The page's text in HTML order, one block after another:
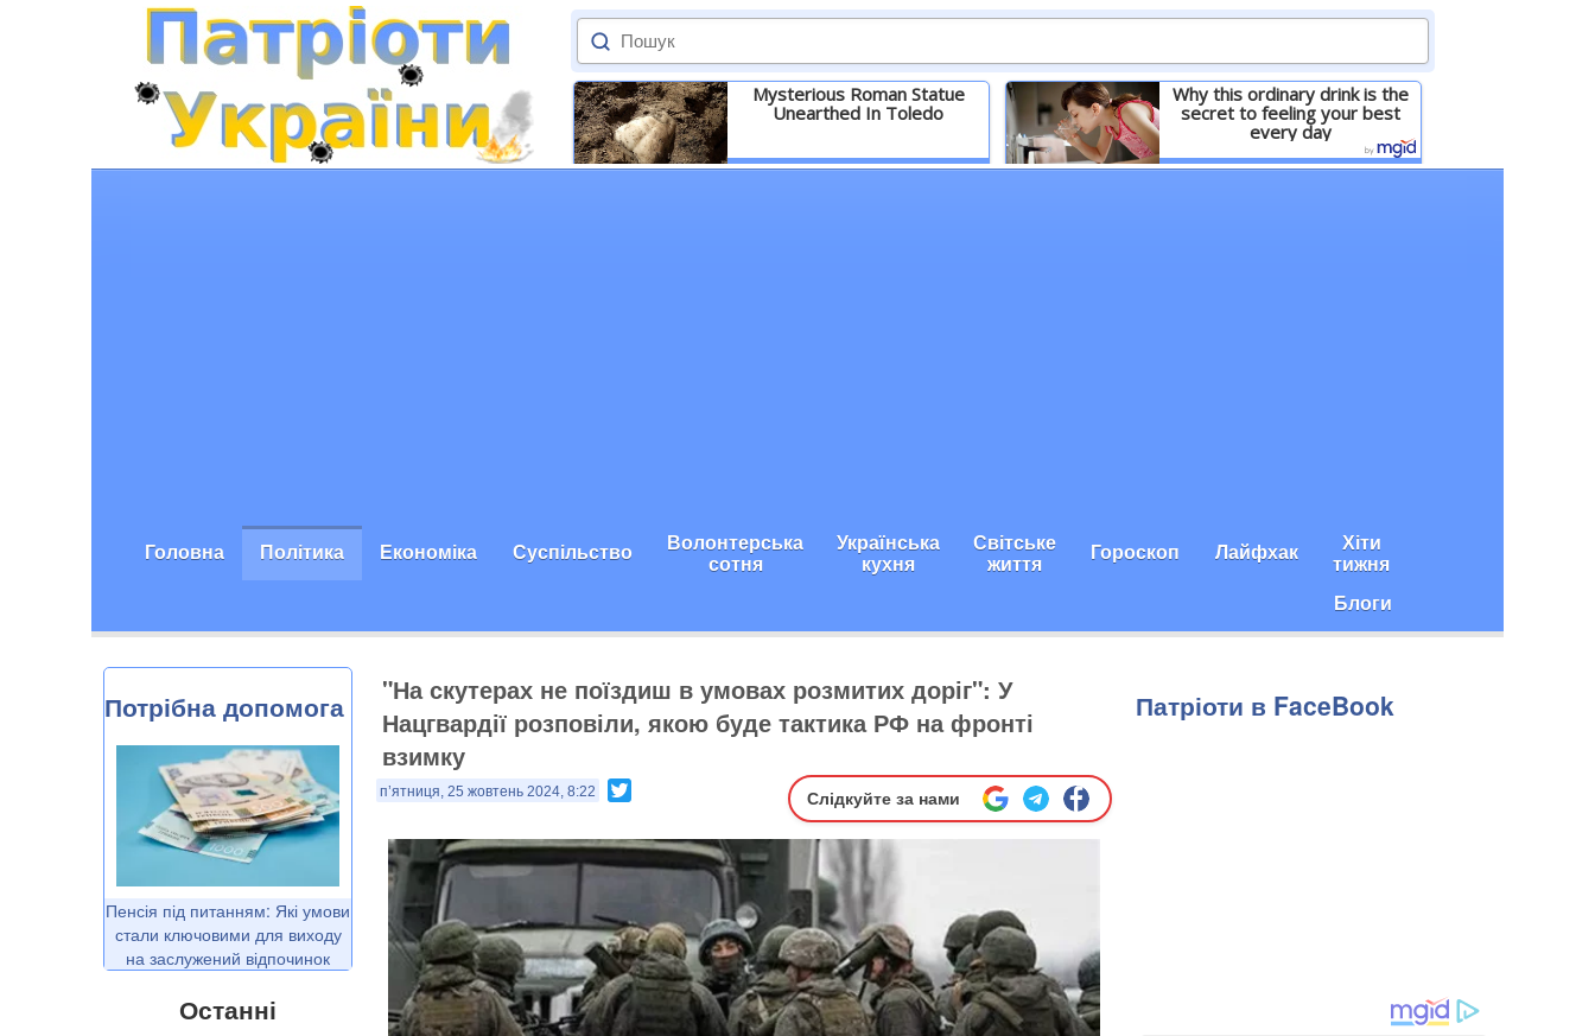
Mysterious Roman Statue
Unearthed In Toledo
Детальніше
Why this ordinary drink is the
secret to feeling your best
every day
Детальніше
Головна Політика Економіка Суспільство Волонтерська
сотня
Українська
кухня
Світське
життя Гороскоп Лайфхак Хіти
тижня
Блоги
Потрібна допомога
Пенсія під питанням: Які умови
стали ключовими для виходу
на заслужений відпочинок
Останні
"На скутерах не поїздиш в умовах розмитих доріг": У
Нацгвардії розповіли, якою буде тактика РФ на фронті
взимку
п’ятниця, 25 жовтень 2024, 8:22 Слідкуйте за нами
Патріоти в FaceBook